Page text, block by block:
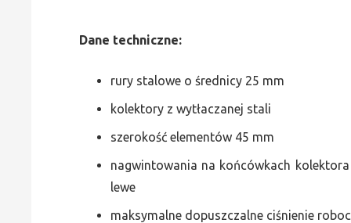
Dane techniczne:
rury stalowe o średnicy 25 mm
kolektory z wytłaczanej stali
szerokość elementów 45 mm
nagwintowania na końcówkach
lewe
maksymalne dopuszczalne ciśnienie